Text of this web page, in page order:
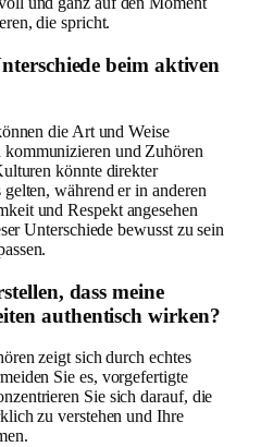
die spricht.
beim aktiven
die Art und Weise
und Zuhören
könnte direkter
während er in anderen
und Respekt angesehen
Unterschiede bewusst zu sein
dass meine
authentisch wirken?
zeigt sich durch echtes
Sie es, vorgefertigte
Sie sich darauf, die
zu verstehen und Ihre